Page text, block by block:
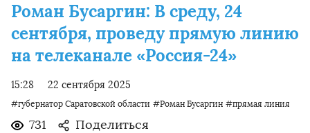
Роман Бусаргин: В среду, 24
сентября, проведу прямую линию
на телеканале «Россия-24»
15:28 22 сентября 2025
#губернатор Саратовской области #Роман Бусаргин #прямая линия
731 Поделиться